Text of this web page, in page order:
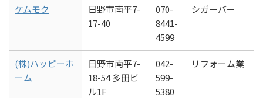
ケムモク
日野市南平7-
17-40
070-
8441-
4599
シガーバー
(株)ハッピーホ
ーム
日野市南平7-
18-54 多田ビ
ル1F
042-
599-
5380
リフォーム業